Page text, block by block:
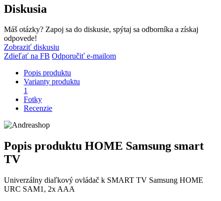
Diskusia
Máš otázky? Zapoj sa do diskusie, spýtaj sa odborníka a získaj
odpovede!
Zobraziť diskusiu
Zdieľať na FB Odporučiť e-mailom
Popis produktu
Varianty produktu
1
Fotky
Recenzie
Popis produktu HOME Samsung smart
TV
Univerzálny diaľkový ovládač k SMART TV Samsung HOME
URC SAM1, 2x AAA